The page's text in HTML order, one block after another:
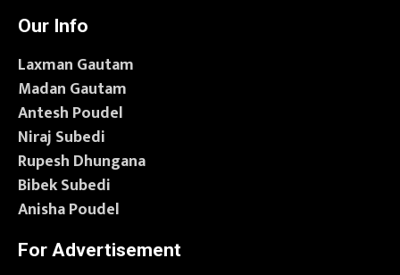
Our Info
Laxman Gautam
Madan Gautam
Antesh Poudel
Niraj Subedi
Rupesh Dhungana
Bibek Subedi
Anisha Poudel
For Advertisement